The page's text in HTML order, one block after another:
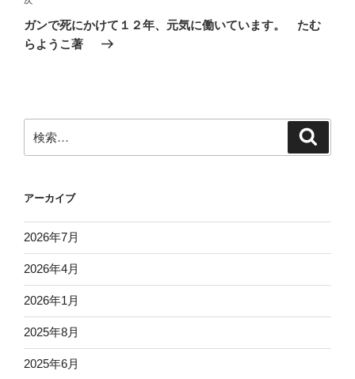
ゲ
ー
の
投
ガンで死にかけて１２年、元気に働いています。 たむ
らようこ著
索:
アーカイブ
2026年7月
2026年4月
2026年1月
2025年8月
2025年6月